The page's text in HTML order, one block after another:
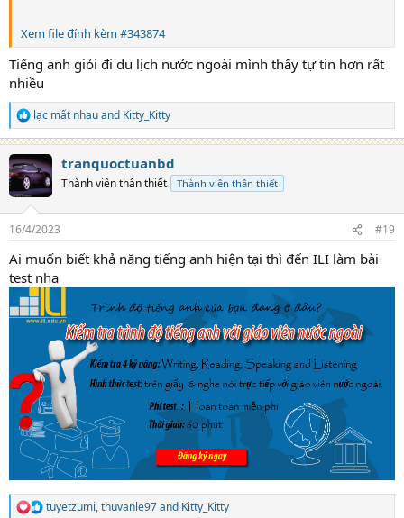
Xem file đính kèm #343874
Tiếng anh giỏi đi du lịch nước ngoài mình thấy tự tin hơn rất
nhiều
R
e
a
c
t
i
s
lạc mất nhauand Kitty_Kitty
tranquoctuanbd
Thành viên thân thiết Thành viên thân thiết
16/4/2023 #19
Ai muốn biết khả năng tiếng anh hiện tại thì đến ILI làm bài
test nha
R
tuyetzumi,thuvanle97and Kitty_Kitty